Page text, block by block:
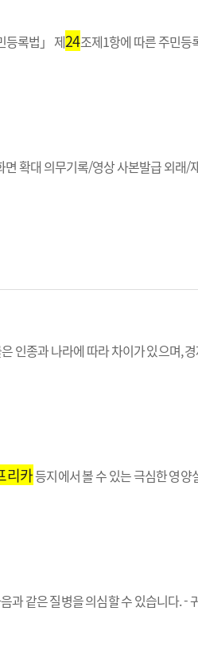
등록법」 제24조제1항에 따른 주민등
확대 의무기록/영상 사본발급 외
인종과 나라에 따라 차이가 있으
리카등지에서 볼 수 있는 극심한 영
같은 질병을 의심할 수 있습니다. -